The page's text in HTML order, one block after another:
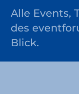
Alle Events,
des
Blick.